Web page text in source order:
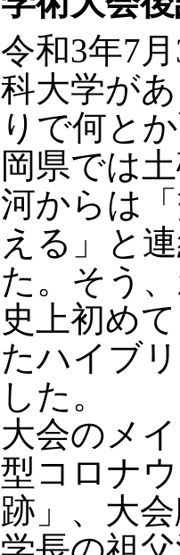
令和3年7
科大学が
りで何と
岡県では
河からは
える」と
た。そう
史上初め
たハイブ
した。
大会のメ
型コロナ
跡」、大